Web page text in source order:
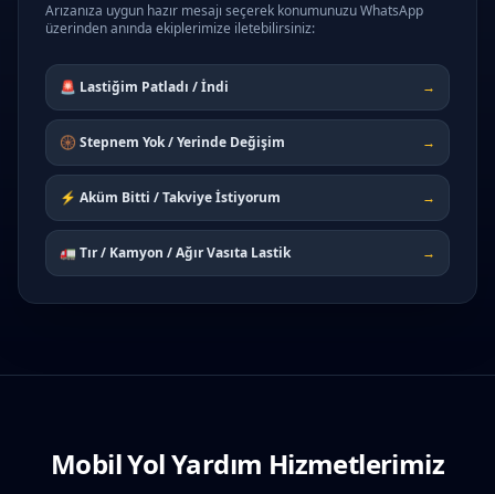
Arızanıza uygun hazır mesajı seçerek konumunuzu WhatsApp
üzerinden anında ekiplerimize iletebilirsiniz:
🚨 Lastiğim Patladı / İndi →
🛞 Stepnem Yok / Yerinde Değişim →
⚡ Aküm Bitti / Takviye İstiyorum →
🚛 Tır / Kamyon / Ağır Vasıta Lastik →
Mobil Yol Yardım Hizmetlerimiz